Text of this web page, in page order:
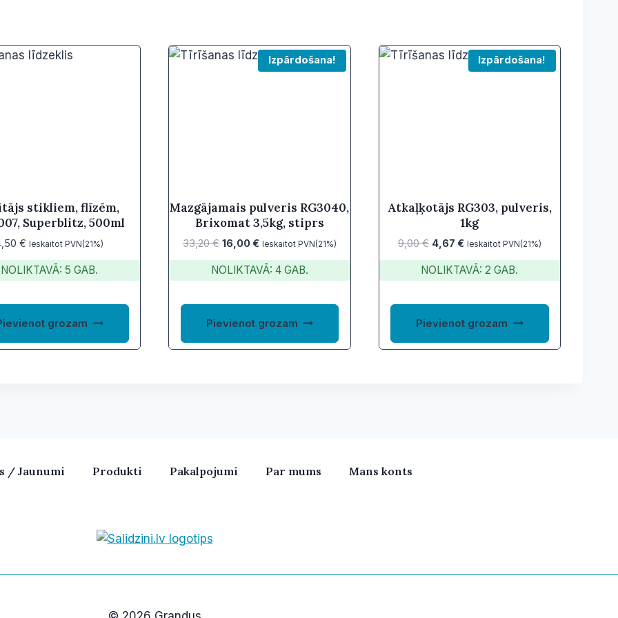
stikliem, flīzēm,
Superblitz, 500ml
€ Ieskaitot PVN(21%)
NOLIKTAVĀ: 5 GAB.
grozam
Izpārdošana!
Mazgājamais pulveris RG3040,
Brixomat 3,5kg, stiprs
33,20€ Original
price
was:
16,00€Current
price
is:
Ieskaitot PVN(21%)
NOLIKTAVĀ: 4 GAB.
Pievienot grozam
Izpārdošana!
Atkaļķotājs RG303, pulveris,
1kg
9,00€ Original
price
was:
4,67 €Current
price
is:
Ieskaitot PVN(21%)
NOLIKTAVĀ: 2 GAB.
Pievienot grozam
/ Jaunumi Produkti Pakalpojumi Par mums Mans konts